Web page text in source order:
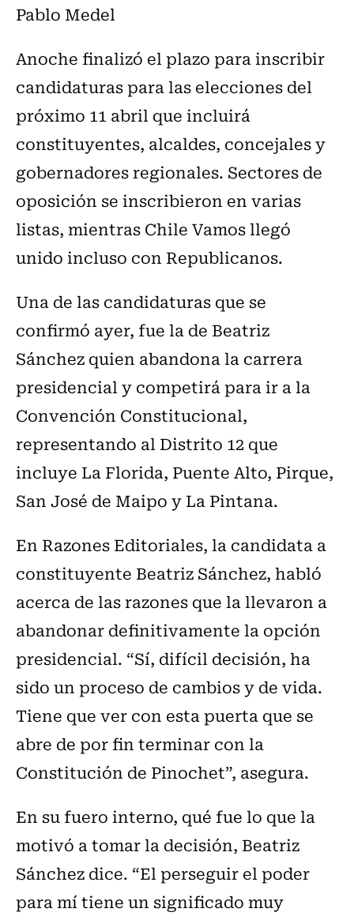
Pablo Medel
Anoche finalizó el plazo para inscribir
candidaturas para las elecciones del
próximo 11 abril que incluirá
constituyentes, alcaldes, concejales y
gobernadores regionales. Sectores de
oposición se inscribieron en varias
listas, mientras Chile Vamos llegó
unido incluso con Republicanos.
Una de las candidaturas que se
confirmó ayer, fue la de Beatriz
Sánchez quien abandona la carrera
presidencial y competirá para ir a la
Convención Constitucional,
representando al Distrito 12 que
incluye La Florida, Puente Alto, Pirque,
San José de Maipo y La Pintana.
En Razones Editoriales, la candidata a
constituyente Beatriz Sánchez, habló
acerca de las razones que la llevaron a
abandonar definitivamente la opción
presidencial. “Sí, difícil decisión, ha
sido un proceso de cambios y de vida.
Tiene que ver con esta puerta que se
abre de por fin terminar con la
Constitución de Pinochet”, asegura.
En su fuero interno, qué fue lo que la
motivó a tomar la decisión, Beatriz
Sánchez dice. “El perseguir el poder
para mí tiene un significado muy